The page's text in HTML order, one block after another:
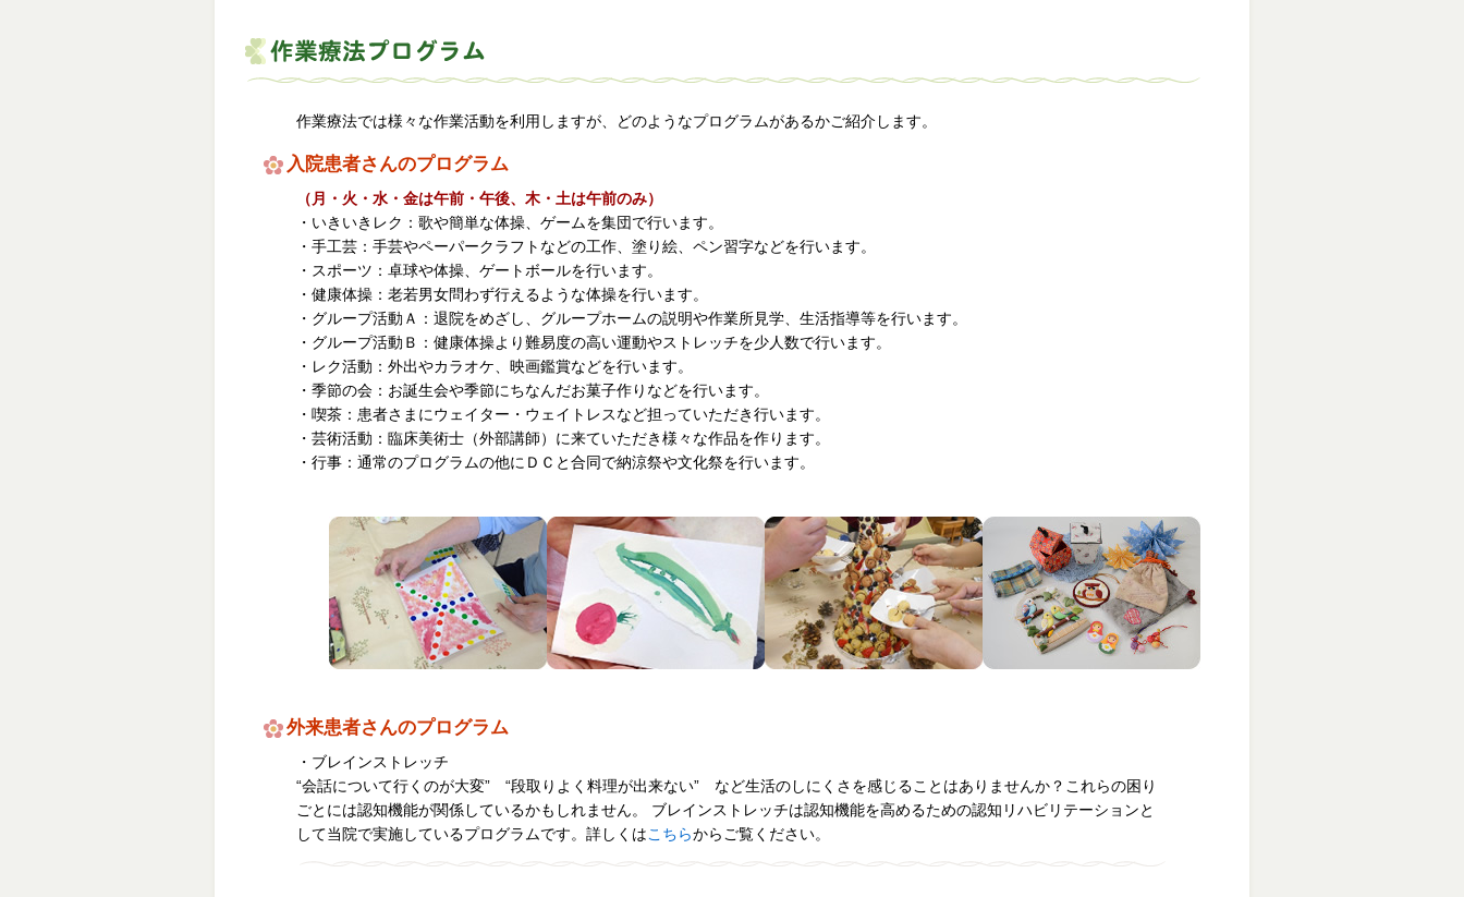
作業療法では様々な作業活動を利用しますが、どのようなプログラムがあるかご紹介します。
入院患者さんのプログラム
（月・火・水・金は午前・午後、木・土は午前のみ）
・いきいきレク：歌や簡単な体操、ゲームを集団で行います。
・手工芸：手芸やペーパークラフトなどの工作、塗り絵、ペン習字などを行います。
・スポーツ：卓球や体操、ゲートボールを行います。
・健康体操：老若男女問わず行えるような体操を行います。
・グループ活動Ａ：退院をめざし、グループホームの説明や作業所見学、生活指導等を行います。
・グループ活動Ｂ：健康体操より難易度の高い運動やストレッチを少人数で行います。
・レク活動：外出やカラオケ、映画鑑賞などを行います。
・季節の会：お誕生会や季節にちなんだお菓子作りなどを行います。
・喫茶：患者さまにウェイター・ウェイトレスなど担っていただき行います。
・芸術活動：臨床美術士（外部講師）に来ていただき様々な作品を作ります。
・行事：通常のプログラムの他にＤＣと合同で納涼祭や文化祭を行います。
外来患者さんのプログラム
・ブレインストレッチ
“会話について行くのが大変” “段取りよく料理が出来ない” など生活のしにくさを感じることはありませんか？これらの困り
ごとには認知機能が関係しているかもしれません。 ブレインストレッチは認知機能を高めるための認知リハビリテーションと
して当院で実施しているプログラムです。詳しくはこちらからご覧ください。